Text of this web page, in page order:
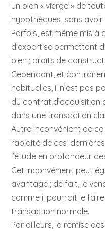
un bien « vierge » de
hypothèques, sans
Parfois, est même mis
d’expertise permettant
bien ; droits de
Cependant, et
habituelles, il n’est pas
du contrat d’acquisition
dans une transaction
Autre inconvénient de
rapidité de ces-
l’étude en profondeur
Cet inconvénient peut
avantage ; de fait, le
comme il pourrait le
transaction normale.
Par ailleurs, la remise